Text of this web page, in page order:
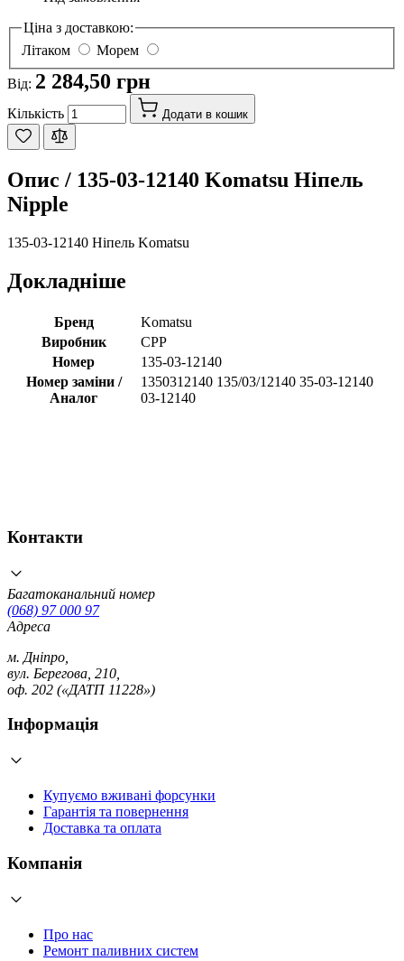
Ціна з доставкою:
Літаком
Морем
Від: 2 284,50 грн
Кількість Додати в кошик
Опис / 135-03-12140 Komatsu Ніпель
Nipple
135-03-12140 Ніпель Komatsu
Докладніше
Бренд
Komatsu
Виробник
CPP
Номер
135-03-12140
Номер заміни /
Аналог
1350312140 135/03/12140 35-03-12140
03-12140
Контакти
Багатоканальний номер
(068) 97 000 97
Адреса
м. Дніпро,
вул. Берегова, 210,
оф. 202 («ДАТП 11228»)
Інформація
Купуємо вживані форсунки
Гарантія та повернення
Доставка та оплата
Компанія
Про нас
Ремонт паливних систем